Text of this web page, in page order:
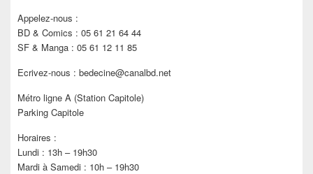
Appelez-nous :
BD & Comics : 05 61 21 64 44
SF & Manga : 05 61 12 11 85
Ecrivez-nous : bedecine@canalbd.net
Métro ligne A (Station Capitole)
Parking Capitole
Horaires :
Lundi : 13h – 19h30
Mardi à Samedi : 10h – 19h30